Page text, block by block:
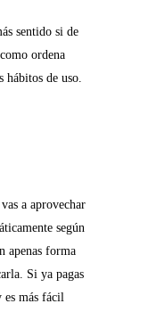
sentido si de
ordena
hábitos de uso.
a aprovechar
según
apenas forma
Si ya pagas
es más fácil